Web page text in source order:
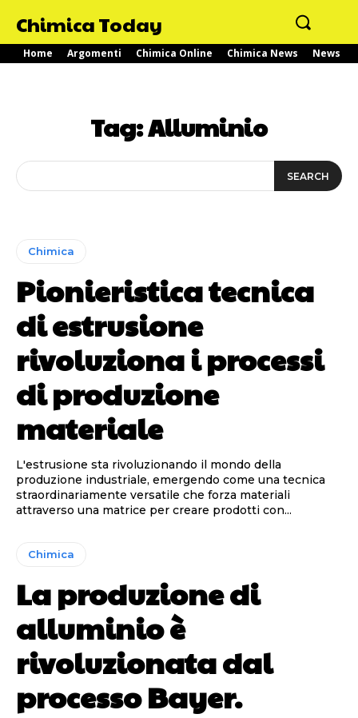
Chimica Today
Home Argomenti Chimica Online Chimica News News
Tag:Alluminio
SEARCH
Chimica
Pionieristica tecnica
di estrusione
rivoluziona i processi
di produzione
materiale
L'estrusione sta rivoluzionando il mondo della
produzione industriale, emergendo come una tecnica
straordinariamente versatile che forza materiali
attraverso una matrice per creare prodotti con...
Chimica
La produzione di
alluminio è
rivoluzionata dal
processo Bayer.